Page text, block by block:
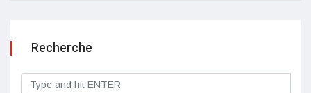
Recherche